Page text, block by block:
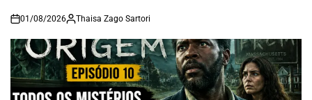
on
01/08/2026 Thaisa Zago Sartori